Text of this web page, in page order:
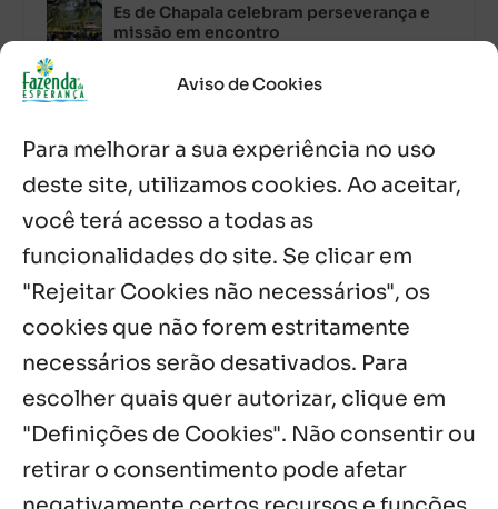
Aviso de Cookies
Para melhorar a sua experiência no uso
deste site, utilizamos cookies. Ao aceitar,
você terá acesso a todas as
funcionalidades do site. Se clicar em
"Rejeitar Cookies não necessários", os
cookies que não forem estritamente
necessários serão desativados. Para
escolher quais quer autorizar, clique em
"Definições de Cookies". Não consentir ou
retirar o consentimento pode afetar
Es de Chapala celebram perseverança e
missão em encontro
Oito anos de esperança: Fazenda
Feminina de Chapala celebra aniversário
6 ago, 2026
Notícias por Categoria
Próximos Eventos